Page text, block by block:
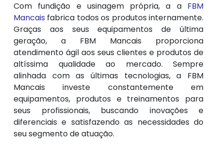
Com fundição e usinagem própria, a a FBM
Mancais fabrica todos os produtos internamente.
Graças aos seus equipamentos de última
geração, a FBM Mancais proporciona
atendimento ágil aos seus clientes e produtos de
altíssima qualidade ao mercado. Sempre
alinhada com as últimas tecnologias, a FBM
Mancais investe constantemente em
equipamentos, produtos e treinamentos para
seus profissionais, buscando inovações e
diferenciais e satisfazendo as necessidades do
seu segmento de atuação.